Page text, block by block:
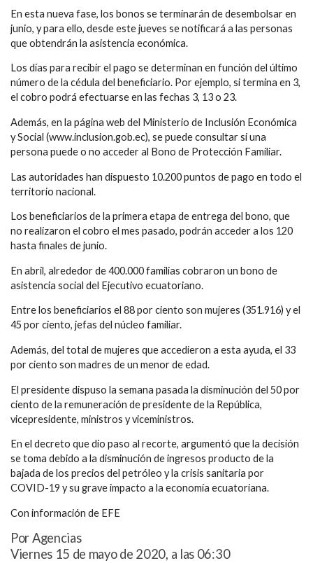
En esta nueva fase, los bonos se terminarán de desembolsar en
junio, y para ello, desde este jueves se notificará a las personas
que obtendrán la asistencia económica.
Los días para recibir el pago se determinan en función del último
número de la cédula del beneficiario. Por ejemplo, si termina en 3,
el cobro podrá efectuarse en las fechas 3, 13 o 23.
Además, en la página web del Ministerio de Inclusión Económica
y Social (www.inclusion.gob.ec), se puede consultar si una
persona puede o no acceder al Bono de Protección Familiar.
Las autoridades han dispuesto 10.200 puntos de pago en todo el
territorio nacional.
Los beneficiarios de la primera etapa de entrega del bono, que
no realizaron el cobro el mes pasado, podrán acceder a los 120
hasta finales de junio.
En abril, alrededor de 400.000 familias cobraron un bono de
asistencia social del Ejecutivo ecuatoriano.
Entre los beneficiarios el 88 por ciento son mujeres (351.916) y el
45 por ciento, jefas del núcleo familiar.
Además, del total de mujeres que accedieron a esta ayuda, el 33
por ciento son madres de un menor de edad.
El presidente dispuso la semana pasada la disminución del 50 por
ciento de la remuneración de presidente de la República,
vicepresidente, ministros y viceministros.
En el decreto que dio paso al recorte, argumentó que la decisión
se toma debido a la disminución de ingresos producto de la
bajada de los precios del petróleo y la crisis sanitaria por
COVID-19 y su grave impacto a la economía ecuatoriana.
Con información de EFE
Por Agencias
Viernes 15 de mayo de 2020, a las 06:30